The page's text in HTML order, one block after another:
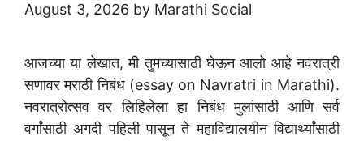
August 3, 2026 by Marathi Social
आजच्या या लेखात, मी तुमच्यासाठी घेऊन आलो आहे नवरात्री
सणावर मराठी निबंध (essay on Navratri in Marathi).
नवरात्रोत्सव वर लिहिलेला हा निबंध मुलांसाठी आणि सर्व
वर्गांसाठी अगदी पहिली पासून ते महाविद्यालयीन विद्यार्थ्यांसाठी